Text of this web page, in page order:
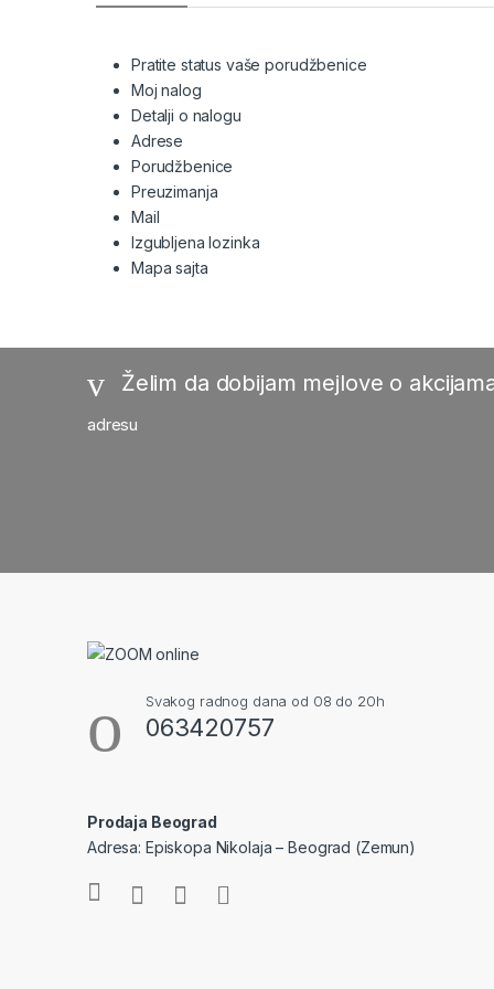
Pratite status vaše porudžbenice
Moj nalog
Detalji o nalogu
Adrese
Porudžbenice
Preuzimanja
Mail
Izgubljena lozinka
Mapa sajta
Želim da dobijam mejlove o
adresu
Svakog radnog dana od 08 do 20h
063420757
Prodaja Beograd
Adresa: Episkopa Nikolaja – Beograd (Zemun)